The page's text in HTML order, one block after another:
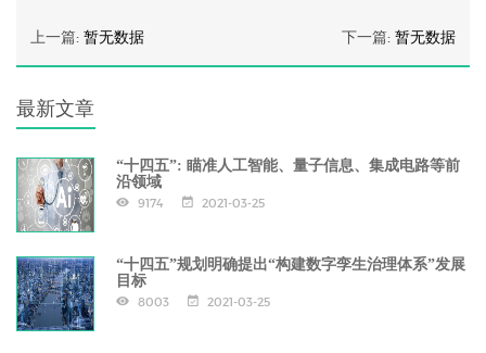
上一篇: 暂无数据 下一篇: 暂无数据
最新文章
“十四五”: 瞄准人工智能、量子信息、集成电路等前
沿领域
9174 2021-03-25
“十四五”规划明确提出“构建数字孪生治理体系”发展
目标
8003 2021-03-25